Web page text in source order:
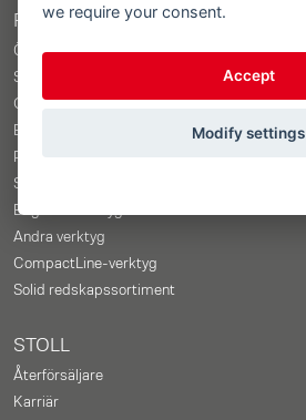
Redskap
Översikt
Skovelprogram
Gripande verktyg
Balverktyg
Pallgafflar
Skogs-redskap
Bag-Lift-verktyg
Andra verktyg
CompactLine-verktyg
Solid redskapssortiment
STOLL
Återförsäljare
Karriär
we require your consent.
Accept
Modify settings